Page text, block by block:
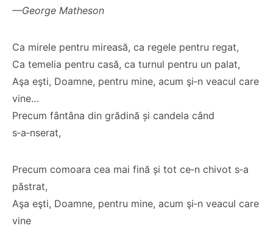
––George Matheson
Ca mirele pentru mireasă, ca regele pentru regat,
Ca temelia pentru casă, ca turnul pentru un palat,
Aşa eşti, Doamne, pentru mine, acum şi‑n veacul care
vine…
Precum fântâna din grădină și candela când
s‑a‑nserat,
Precum comoara cea mai fină și tot ce‑n chivot s‑a
păstrat,
Aşa eşti, Doamne, pentru mine, acum şi‑n veacul care
vine